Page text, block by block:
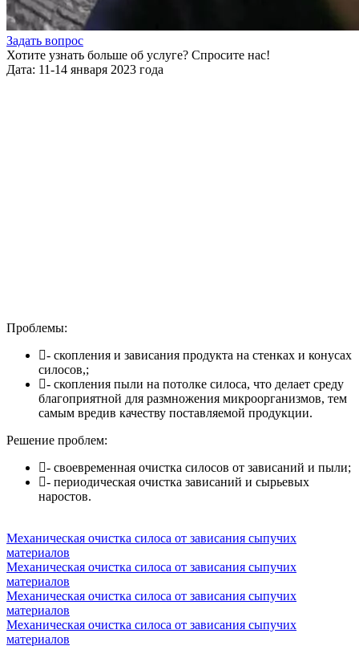
Задать вопрос
Хотите узнать больше об услуге? Спросите нас!
Дата: 11-14 января 2023 года
Проблемы:
- скопления и зависания продукта на стенках и конусах
силосов,;
- скопления пыли на потолке силоса, что делает среду
благоприятной для размножения микроорганизмов, тем
самым вредив качеству поставляемой продукции.
Решение проблем:
- своевременная очистка силосов от зависаний и пыли;
- периодическая очистка зависаний и сырьевых
наростов.
Механическая очистка силоса от зависания сыпучих
материалов
Механическая очистка силоса от зависания сыпучих
материалов
Механическая очистка силоса от зависания сыпучих
материалов
Механическая очистка силоса от зависания сыпучих
материалов